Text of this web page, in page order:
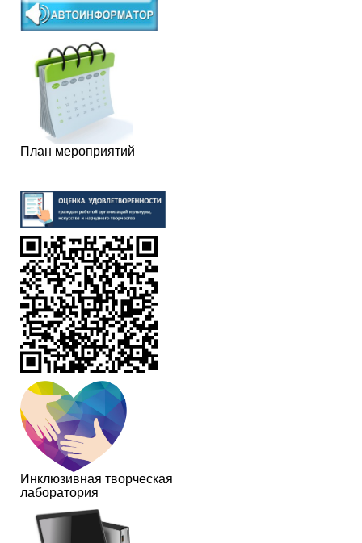
План мероприятий
Инклюзивная творческая
лаборатория